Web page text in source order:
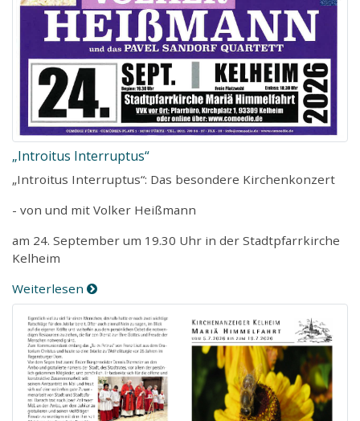
„Introitus Interruptus“
„Introitus Interruptus“: Das besondere Kirchenkonzert
- von und mit Volker Heißmann
am 24. September um 19.30 Uhr in der Stadtpfarrkirche
Kelheim
Weiterlesen